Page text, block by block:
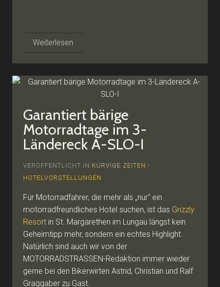
Weiterlesen
Garantiert bärige
Motorradtage im 3-
Ländereck A-SLO-I
VERÖFFENTLICHT IN KURVIGE ZEITEN -
HOTELVORSTELLUNGEN
Für Motorradfahrer, die mehr als „nur“ ein
motorradfreundliches Hotel suchen, ist das Grizzly
Resort in St. Margarethen im Lungau längst kein
Geheimtipp mehr, sondern ein echtes Highlight.
Natürlich sind auch wir von der
MOTORRADSTRASSEN-Redaktion immer wieder
gerne bei den Bikerwirten Astrid, Christian und Ralf
Graggaber zu Gast.